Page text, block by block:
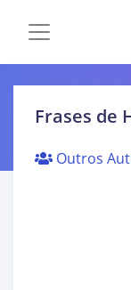
Frases de
Outros